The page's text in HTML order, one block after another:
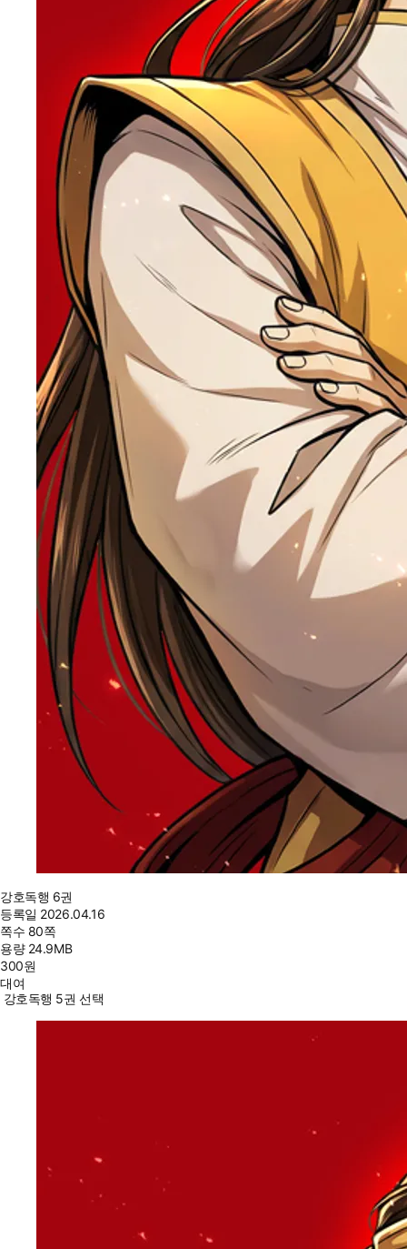
강호독행 6권
등록일 2026.04.16
쪽수 80쪽
용량 24.9MB
300원
대여
강호독행 5권 선택